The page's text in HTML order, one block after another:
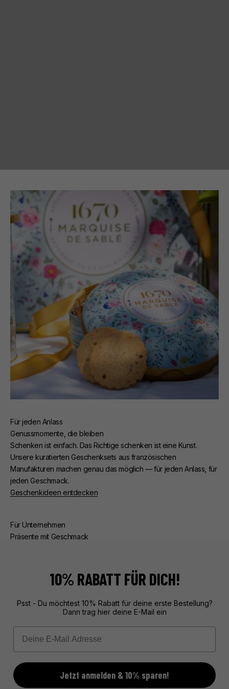
Für jeden Anlass
Genussmomente, die bleiben
Schenken ist einfach. Das Richtige schenken ist eine Kunst.
Unsere kuratierten Geschenksets aus französischen
Manufakturen machen genau das möglich — für jeden Anlass, für
jeden Geschmack.
Geschenkideen entdecken
Für Unternehmen
Präsente mit Geschmack
Exklusive Geschenke aus Frankreich, unvergesslich verpackt.
Mehr über unseren Service erfahren
10% RABATT FÜR DICH!
Psst - Du möchtest 10% Rabatt für deine erste Bestellung?
Dann trag hier deine E-Mail ein
Email
Jetzt anmelden & 10% sparen!